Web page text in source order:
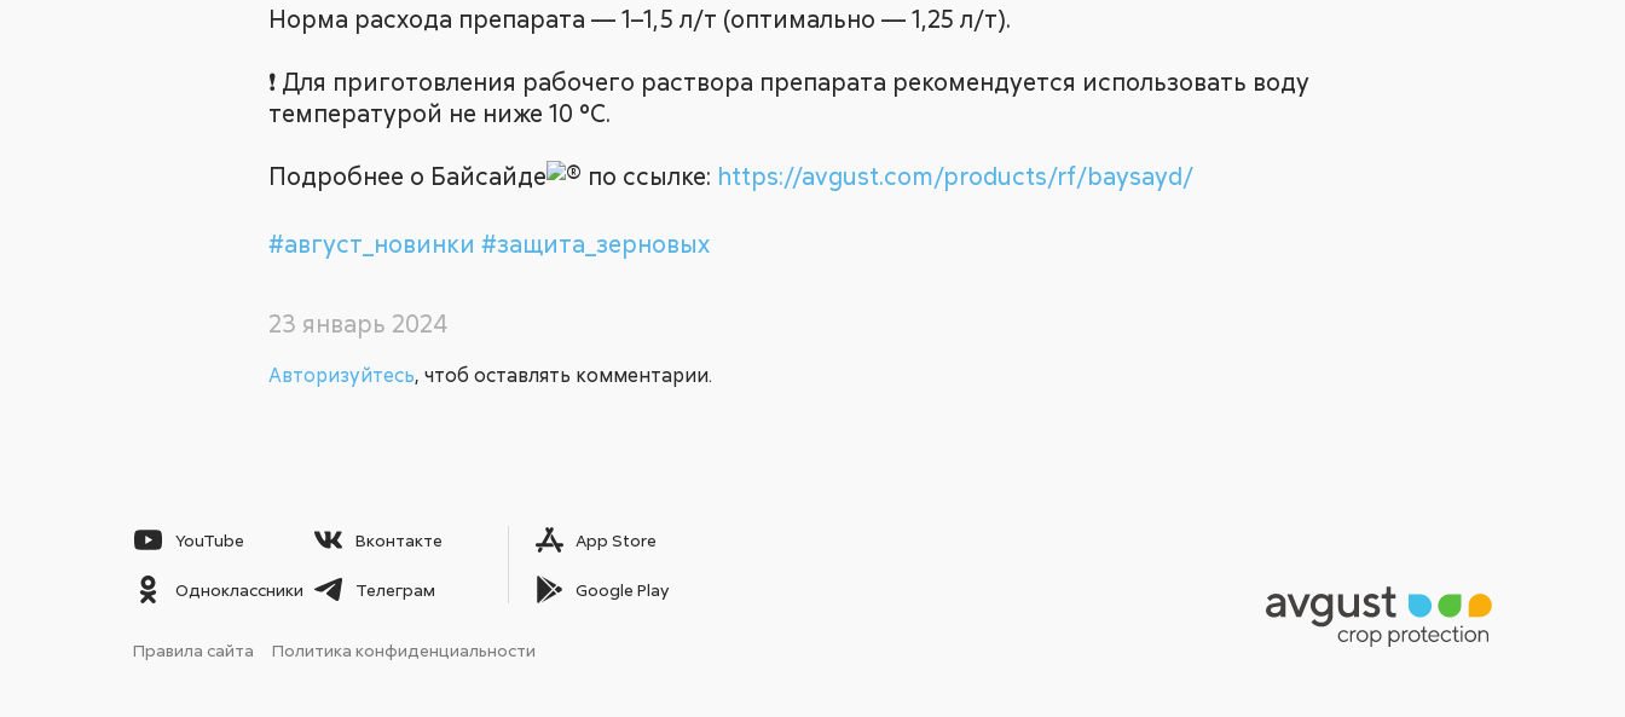
Норма расхода препарата — 1–1,5 л/т (оптимально — 1,25 л/т).
❗️ Для приготовления рабочего раствора препарата рекомендуется использовать воду
температурой не ниже 10 °С.
Подробнее о Байсайде по ссылке: https://avgust.com/products/rf/baysayd/
#август_новинки #защита_зерновых
23 январь 2024
Авторизуйтесь, чтоб оставлять комментарии.
YouTube Вконтакте
Одноклассники Телеграм
App Store
Google Play
Правила сайта Политика конфиденциальности